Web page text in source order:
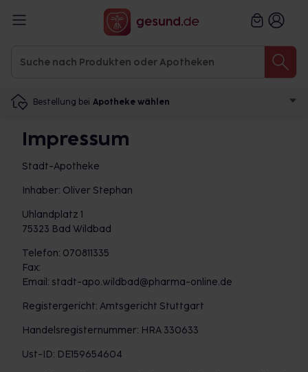
Bestellung bei Apotheke wählen
Impressum
Stadt-Apotheke
Inhaber: Oliver Stephan
Uhlandplatz 1
75323 Bad Wildbad
Telefon: 070811335
Fax:
Email: stadt-apo.wildbad@pharma-online.de
Registergericht: Amtsgericht Stuttgart
Handelsregisternummer: HRA 330633
Ust-ID: DE159654604